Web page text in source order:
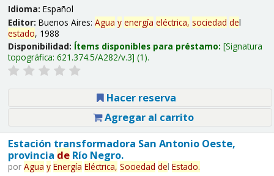
Idioma: Español
Editor: Buenos Aires: Agua y energía eléctrica, sociedad del
estado, 1988
Disponibilidad: Ítems disponibles para préstamo: Signatura
topográfica: 621.374.5/A282/v.3 (1).
Hacer reserva
Agregar al carrito
Estación transformadora San Antonio Oeste,
provincia deRío Negro.
por Agua y Energía Eléctrica, Sociedad del Estado.